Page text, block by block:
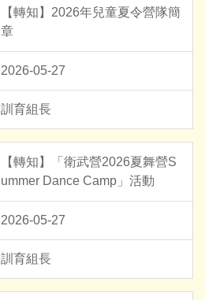
【轉知】2026年兒童夏令營隊簡
章
2026-05-27
訓育組長
【轉知】「衛武營2026夏舞營S
ummer Dance Camp」活動
2026-05-27
訓育組長